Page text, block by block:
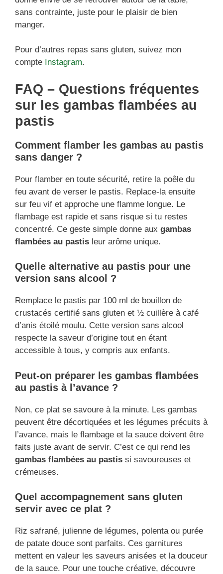
sans contrainte, juste pour le plaisir de bien
manger.
Pour d’autres repas sans gluten, suivez mon
compte Instagram.
FAQ – Questions fréquentes
sur les gambas flambées au
pastis
Comment flamber les gambas au pastis
sans danger ?
Pour flamber en toute sécurité, retire la poêle du
feu avant de verser le pastis. Replace-la ensuite
sur feu vif et approche une flamme longue. Le
flambage est rapide et sans risque si tu restes
concentré. Ce geste simple donne aux gambas
flambées au pastis leur arôme unique.
Quelle alternative au pastis pour une
version sans alcool ?
Remplace le pastis par 100 ml de bouillon de
crustacés certifié sans gluten et ½ cuillère à café
d’anis étoilé moulu. Cette version sans alcool
respecte la saveur d’origine tout en étant
accessible à tous, y compris aux enfants.
Peut-on préparer les gambas flambées
au pastis à l’avance ?
Non, ce plat se savoure à la minute. Les gambas
peuvent être décortiquées et les légumes précuits à
l’avance, mais le flambage et la sauce doivent être
faits juste avant de servir. C’est ce qui rend les
gambas flambées au pastis si savoureuses et
crémeuses.
Quel accompagnement sans gluten
servir avec ce plat ?
Riz safrané, julienne de légumes, polenta ou purée
de patate douce sont parfaits. Ces garnitures
mettent en valeur les saveurs anisées et la douceur
de la sauce. Pour une touche créative, découvre